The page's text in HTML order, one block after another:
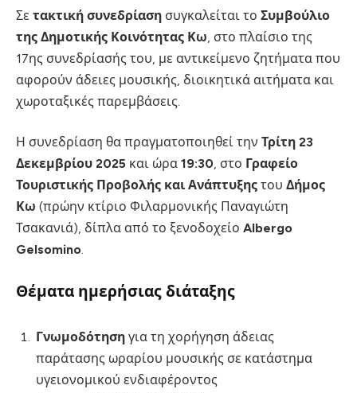
Σε τακτική συνεδρίαση συγκαλείται το Συμβούλιο
της Δημοτικής Κοινότητας Κω, στο πλαίσιο της
17ης συνεδρίασής του, με αντικείμενο ζητήματα που
αφορούν άδειες μουσικής, διοικητικά αιτήματα και
χωροταξικές παρεμβάσεις.
Η συνεδρίαση θα πραγματοποιηθεί την Τρίτη 23
Δεκεμβρίου 2025 και ώρα 19:30, στο Γραφείο
Τουριστικής Προβολής και Ανάπτυξης του Δήμος
Κω (πρώην κτίριο Φιλαρμονικής Παναγιώτη
Τσακανιά), δίπλα από το ξενοδοχείο Albergo
Gelsomino.
Θέματα ημερήσιας διάταξης
Γνωμοδότηση για τη χορήγηση άδειας
παράτασης ωραρίου μουσικής σε κατάστημα
υγειονομικού ενδιαφέροντος